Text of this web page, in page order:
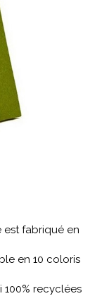
est fabriqué en
en 10 coloris
recyclées